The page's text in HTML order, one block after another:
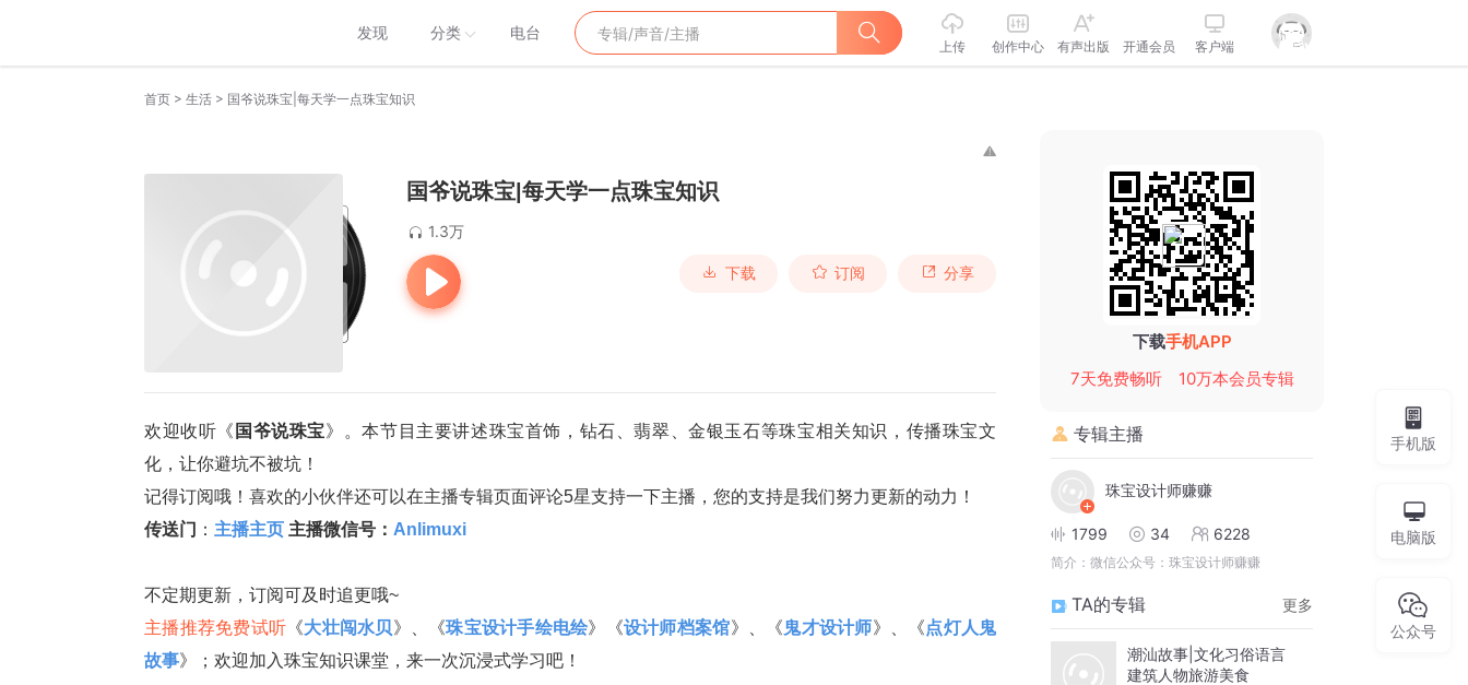
发现 分类 电台
上传 创作中心 有声出版 开通会员 客户端
首页 > 生活 > 国爷说珠宝|每天学一点珠宝知识
国爷说珠宝|每天学一点珠宝知识
1.3万
下载 订阅 分享
欢迎收听《 国爷说珠宝》。本节目主要讲述珠宝首饰，钻石、翡翠、金银玉石等珠宝相关知识，传播珠宝文
化，让你避坑不被坑！
记得订阅哦！喜欢的小伙伴还可以在主播专辑页面评论5星支持一下主播，您的支持是我们努力更新的动力！
传送门 ： 主播主页 主播微信号： Anlimuxi
不定期更新，订阅可及时追更哦~
主播推荐免费试听 《大壮闯水贝》、《珠宝设计手绘电绘》 《设计师档案馆》、《鬼才设计师》、《点灯人鬼
故事》；欢迎加入珠宝知识课堂，来一次沉浸式学习吧！
下载手机APP
7天免费畅听
10万本会员专辑
专辑主播
珠宝设计师赚赚
1799 34 6228
简介： 微信公众号：珠宝设计师赚赚
TA的专辑 更多
潮汕故事|文化习俗语言
建筑人物旅游美食
手机版
电脑版
公众号